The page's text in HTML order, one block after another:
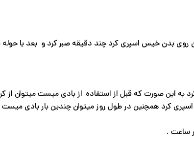
بدن خیس اسپری کرد چند دقیقه صبر کرد و بعد با
به این صورت که قبل از استفاده از بادی میست میتوان از
کرد همچنین در طول روز میتوان چندین بار بادی میست
ساعت .